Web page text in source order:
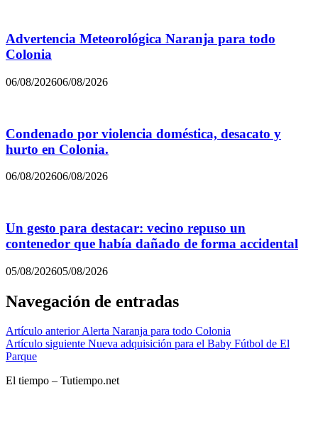
Advertencia Meteorológica Naranja para todo
Colonia
06/08/202606/08/2026
Condenado por violencia doméstica, desacato y
hurto en Colonia.
06/08/202606/08/2026
Un gesto para destacar: vecino repuso un
contenedor que había dañado de forma accidental
05/08/202605/08/2026
Navegación de entradas
Artículo anteriorAlerta Naranja para todo Colonia
Artículo siguiente Nueva adquisición para el Baby Fútbol de El
Parque
El tiempo – Tutiempo.net